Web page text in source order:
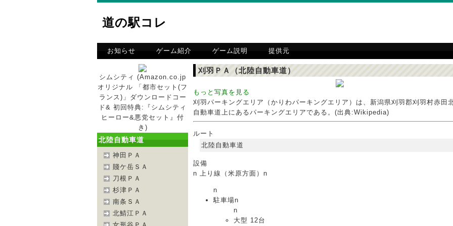
道の駅コレ
お知らせ ゲーム紹介 ゲーム説明 提供元
シムシティ (Amazon.co.jp
オリジナル 「都市セット(フ
ランス)」ダウンロードコー
ド& 初回特典:『シムシティ
ヒーロー&悪党セット』付
き)
北陸自動車道
神田ＰＡ
賤ケ岳ＳＡ
刀根ＰＡ
杉津ＰＡ
南条ＳＡ
北鯖江ＰＡ
刈羽ＰＡ（北陸自動車道）
もっと写真を見る
刈羽パーキングエリア（かりわパーキングエリア）は、新潟県刈羽郡刈羽村赤田
自動車道上にあるパーキングエリアである。(出典:Wikipedia)
ルート
北陸自動車道
設備
n 上り線（米原方面）n
n
駐車場n
n
大型 12台